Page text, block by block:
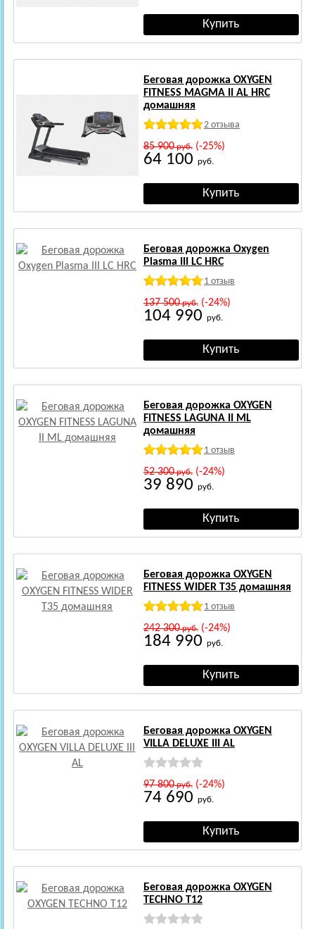
Беговая дорожка OXYGEN
FITNESS MAGMA II AL HRC
домашняя
2 отзыва
85 900руб.(-25%)
64 100 руб.
Беговая дорожка Oxygen
Plasma III LC HRC
1 отзыв
137 500руб.(-24%)
104 990 руб.
Беговая дорожка OXYGEN
FITNESS LAGUNA II ML
домашняя
1 отзыв
52 300руб.(-24%)
39 890 руб.
Беговая дорожка OXYGEN
FITNESS WIDER T35 домашняя
1 отзыв
242 300руб.(-24%)
184 990 руб.
Беговая дорожка OXYGEN
VILLA DELUXE III AL
97 800руб.(-24%)
74 690 руб.
Беговая дорожка OXYGEN
TECHNO T12